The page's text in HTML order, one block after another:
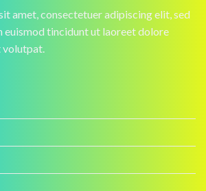
amet, consectetuer adipiscing elit, sed
euismod tincidunt ut laoreet dolore
volutpat.